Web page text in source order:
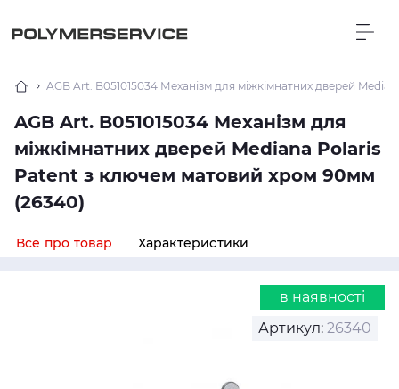
AGB Art. B051015034 Механізм для міжкімнатних дверей
AGB Art. B051015034 Механізм для
міжкімнатних дверей Mediana Polaris
Patent з ключем матовий хром 90мм
(26340)
Все про товар Характеристики
в наявності
Артикул: 26340